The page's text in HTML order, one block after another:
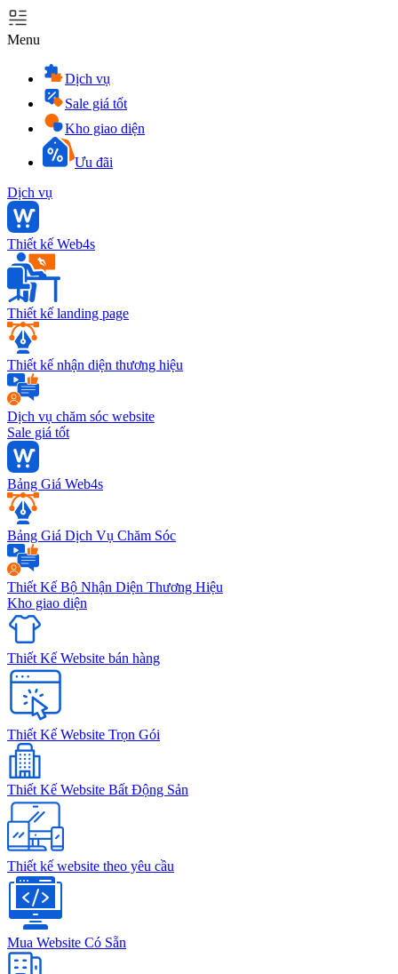
Menu
Dịch vụ
Sale giá tốt
Kho giao diện
Ưu đãi
Dịch vụ
Thiết kế Web4s
Thiết kế landing page
Thiết kế nhận diện thương hiệu
Dịch vụ chăm sóc website
Sale giá tốt
Bảng Giá Web4s
Bảng Giá Dịch Vụ Chăm Sóc
Thiết Kế Bộ Nhận Diện Thương Hiệu
Kho giao diện
Thiết Kế Website bán hàng
Thiết Kế Website Trọn Gói
Thiết Kế Website Bất Động Sản
Thiết kế website theo yêu cầu
Mua Website Có Sẵn